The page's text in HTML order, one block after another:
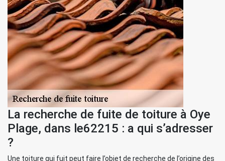
La recherche de fuite de toiture à Oye
Plage, dans le62215 : a qui s’adresser
?
Une toiture qui fuit peut faire l’objet de recherche de l’origine des